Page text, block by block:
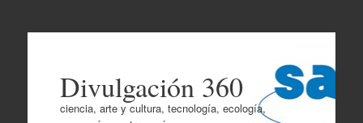
Divulgación 360
ciencia, arte y cultura, tecnología, ecología,